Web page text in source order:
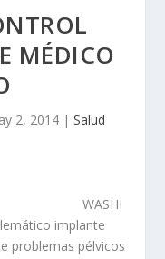
MÉDICO
2, 2014| Salud
WASHI
implante
problemas pélvicos